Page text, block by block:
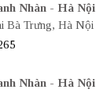
Nhàn - Hà Nội
Bà Trưng, Hà Nội
Nhàn - Hà Nội